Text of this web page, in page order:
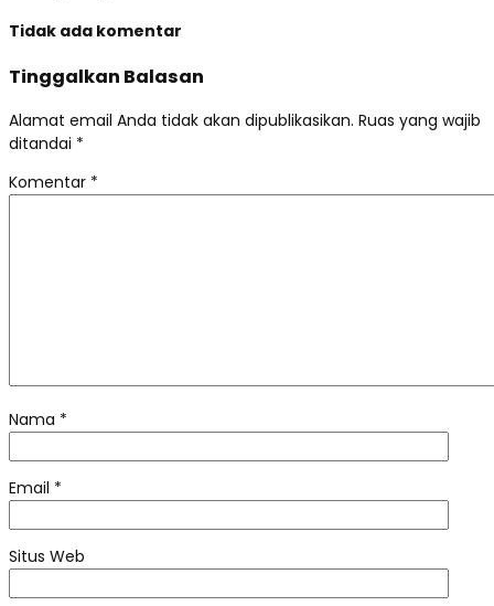
Tidak ada komentar
Tinggalkan Balasan
Alamat email Anda tidak akan dipublikasikan. Ruas yang wajib
ditandai *
Komentar *
Nama *
Email *
Situs Web